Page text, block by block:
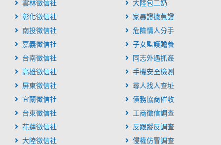
雲林徵信社
彰化徵信社
南投徵信社
嘉義徵信社
台南徵信社
高雄徵信社
屏東徵信社
宜蘭徵信社
台東徵信社
花蓮徵信社
大陸徵信社
大陸包二奶
家暴證據蒐證
危險情人分手
子女監護贍養
同志外遇抓姦
手機安全檢測
尋人找人查址
債務協商催收
工商徵信調查
反跟蹤反調查
侵權仿冒調查